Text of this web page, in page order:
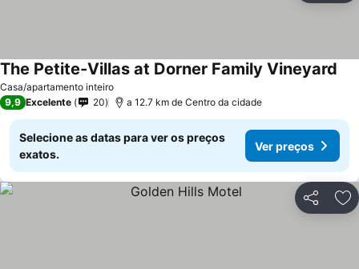
Casa/apartamento inteiro
The Petite-Villas at Dorner Family Vineyard
9,9 Excelente 20 a 12.7 km de Centro da cidade
Selecione as datas para ver os preços
exatos.
Ver preços
Partilhar